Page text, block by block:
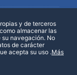
y de terceros
almacenar las
navegación. No
de carácter
acepta su uso .Más